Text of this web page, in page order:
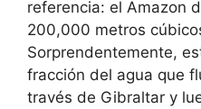
referencia: el Amazon
200,000 metros
Sorprendentemente,
fracción del agua que
través de Gibraltar y